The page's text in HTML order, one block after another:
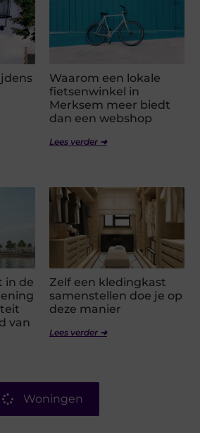
Waarom een lokale
fietsenwinkel in
Merksem meer biedt
dan een webshop
Lees verder ➜
in de
van
Zelf een kledingkast
samenstellen doe je op
deze manier
Lees verder ➜
Woningen